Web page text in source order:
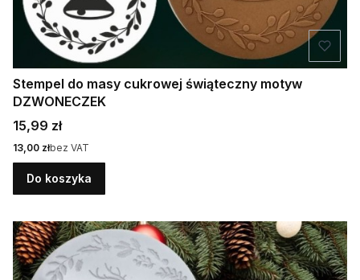
Stempel do masy cukrowej świąteczny motyw
DZWONECZEK
Cena
15,99 zł
Cena
13,00 złbez VAT
Do koszyka